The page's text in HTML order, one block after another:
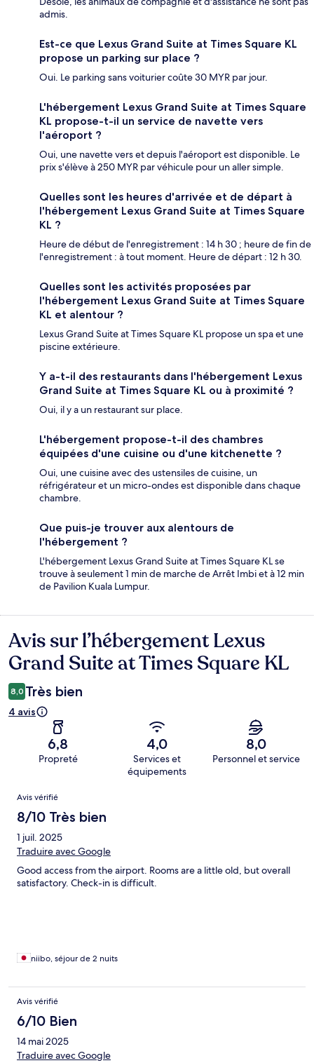
admis.
Est-ce que Lexus Grand Suite at Times Square KL
propose un parking sur place ?
Oui. Le parking sans voiturier coûte 30 MYR par jour.
L'hébergement Lexus Grand Suite at Times Square
KL propose-t-il un service de navette vers
l'aéroport ?
Oui, une navette vers et depuis l'aéroport est disponible. Le
prix s'élève à 250 MYR par véhicule pour un aller simple.
Quelles sont les heures d'arrivée et de départ à
l'hébergement Lexus Grand Suite at Times Square
KL ?
Heure de début de l'enregistrement : 14 h 30 ; heure de fin de
l'enregistrement : à tout moment. Heure de départ : 12 h 30.
Quelles sont les activités proposées par
l'hébergement Lexus Grand Suite at Times Square
KL et alentour ?
Lexus Grand Suite at Times Square KL propose un spa et une
piscine extérieure.
Y a-t-il des restaurants dans l'hébergement Lexus
Grand Suite at Times Square KL ou à proximité ?
Oui, il y a un restaurant sur place.
L'hébergement propose-t-il des chambres
équipées d'une cuisine ou d'une kitchenette ?
Oui, une cuisine avec des ustensiles de cuisine, un
réfrigérateur et un micro-ondes est disponible dans chaque
chambre.
Que puis-je trouver aux alentours de
l'hébergement ?
L'hébergement Lexus Grand Suite at Times Square KL se
trouve à seulement 1 min de marche de Arrêt Imbi et à 12 min
de Pavilion Kuala Lumpur.
Avis
Avis sur l’hébergement Lexus
Grand Suite at Times Square KL
8,0 Très bien
4 avis
6,8
Propreté
4,0
Services et
équipements
8,0
Personnel et service
Avis
Avis vérifié
8/10 Très bien
1 juil. 2025
Traduire avec Google
Good access from the airport. Rooms are a little old, but overall
satisfactory. Check-in is difficult.
niibo, séjour de 2 nuits
Avis vérifié
6/10 Bien
14 mai 2025
Traduire avec Google